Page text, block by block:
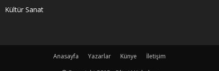
Kültür Sanat
Anasayfa Yazarlar Künye
İletişim